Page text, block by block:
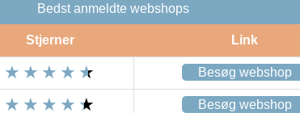
Bedst anmeldte webshops
Stjerner Link
Besøg webshop
Besøg webshop